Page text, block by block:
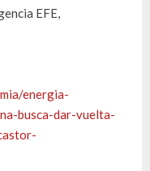
EFE,
energia-
busca-dar-vuelta-